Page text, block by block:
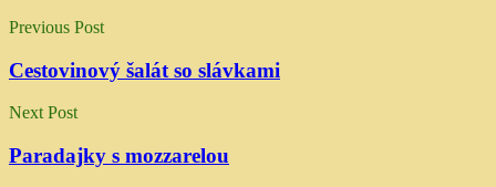
Previous Post
Cestovinový šalát so slávkami
Next Post
Paradajky s mozzarelou